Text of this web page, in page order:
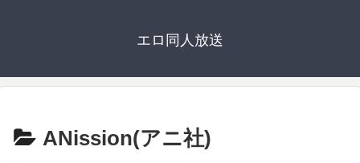
エロ同人放送
ANission(アニ社)